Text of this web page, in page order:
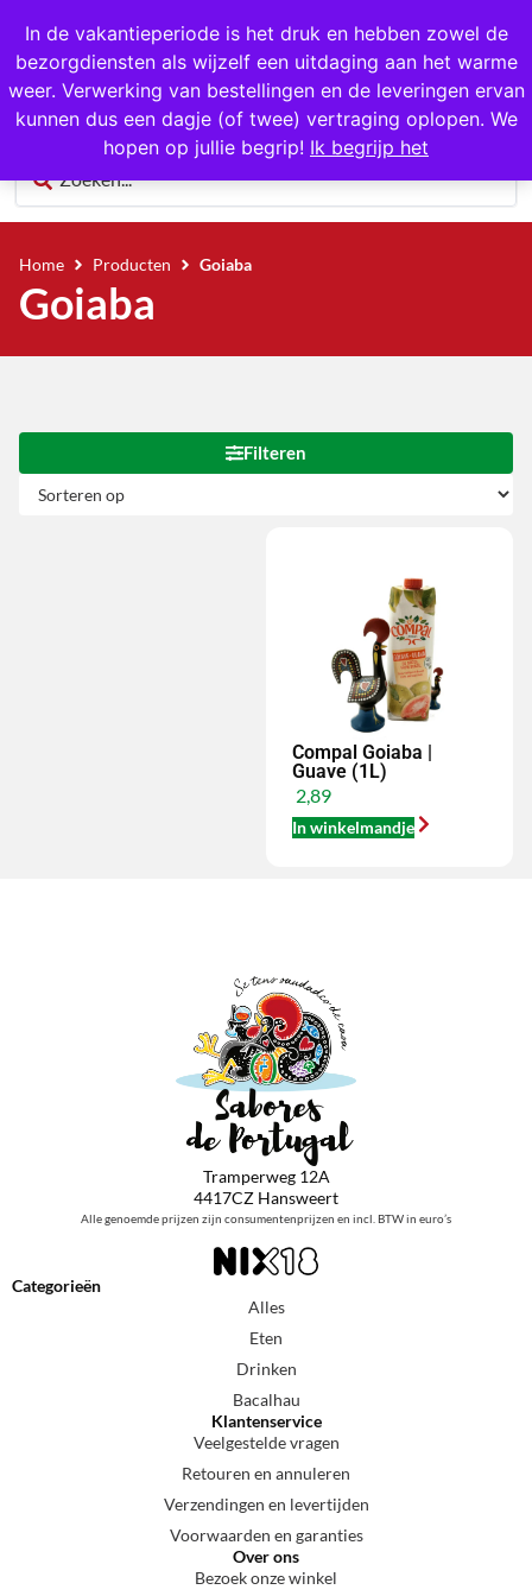
In de vakantieperiode is het druk en hebben zowel de
bezorgdiensten als wijzelf een uitdaging aan het warme
weer. Verwerking van bestellingen en de leveringen ervan
kunnen dus een dagje (of twee) vertraging oplopen. We
hopen op jullie begrip! Ik begrijp het
1000+ producten op voorraad
0
Home Producten Goiaba
Goiaba
Filteren
Compal Goiaba |
Guave (1L)
2,89
In winkelmandje
Tramperweg 12A
4417CZ Hansweert
Alle genoemde prijzen zijn consumentenprijzen en incl. BTW in euro’s
Categorieën
Alles
Eten
Drinken
Bacalhau
Klantenservice
Veelgestelde vragen
Retouren en annuleren
Verzendingen en levertijden
Voorwaarden en garanties
Over ons
Bezoek onze winkel